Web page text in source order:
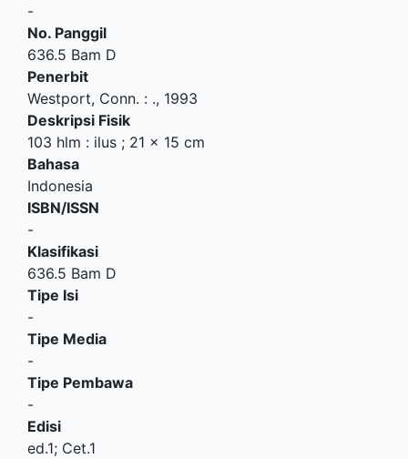
-
No. Panggil
636.5 Bam D
Penerbit
Westport, Conn. : ., 1993
Deskripsi Fisik
103 hlm : ilus ; 21 x 15 cm
Bahasa
Indonesia
ISBN/ISSN
-
Klasifikasi
636.5 Bam D
Tipe Isi
-
Tipe Media
-
Tipe Pembawa
-
Edisi
ed.1; Cet.1